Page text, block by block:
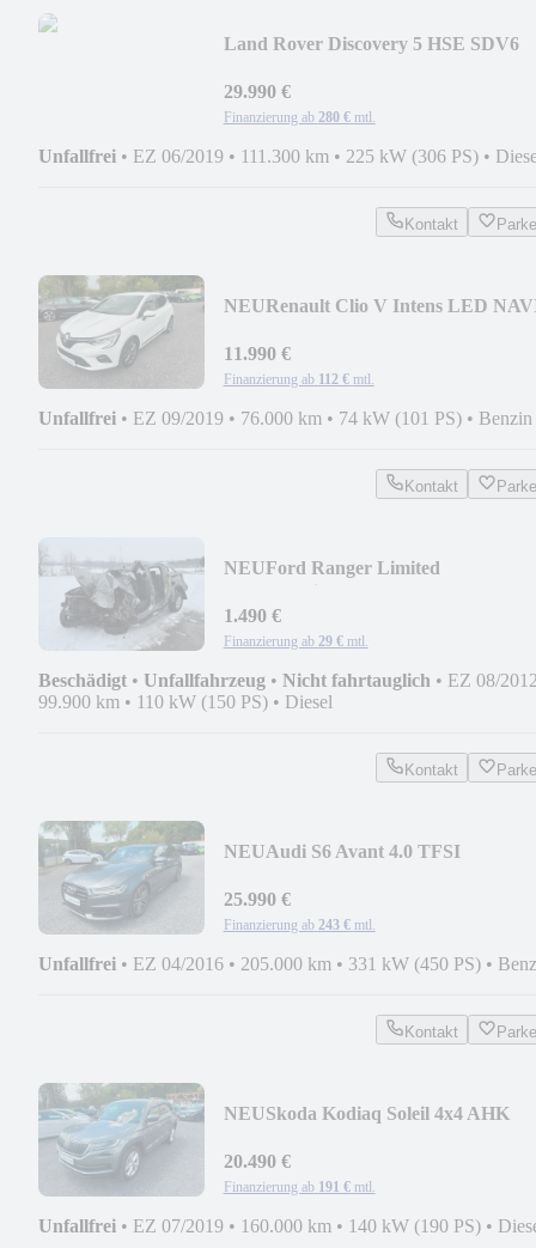
Land Rover Discovery 5 HSE SDV6
29.990 €
Finanzierung ab 280 € mtl.
Unfallfrei • EZ 06/2019 • 111.300 km • 225 kW (306 PS) •
Kontakt
NEURenault Clio V Intens LED
11.990 €
Finanzierung ab 112 € mtl.
Unfallfrei • EZ 09/2019 • 76.000 km • 74 kW (101 PS) • Benzin
Kontakt
NEUFord Ranger Limited
1.490 €
Finanzierung ab 29 € mtl.
Beschädigt • Unfallfahrzeug • Nicht fahrtauglich • EZ 08/
99.900 km • 110 kW (150 PS) • Diesel
Kontakt
NEUAudi S6 Avant 4.0 TFSI
25.990 €
Finanzierung ab 243 € mtl.
Unfallfrei • EZ 04/2016 • 205.000 km • 331 kW (450 PS) •
Kontakt
NEUSkoda Kodiaq Soleil 4x4 AHK
20.490 €
Finanzierung ab 191 € mtl.
Unfallfrei • EZ 07/2019 • 160.000 km • 140 kW (190 PS) •